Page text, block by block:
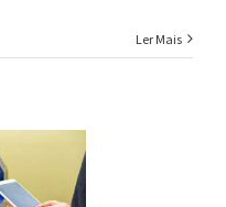
Ler Mais